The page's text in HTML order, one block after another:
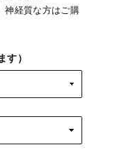
神経質な方はご購
）